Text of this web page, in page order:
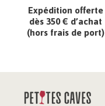
Expédition offerte
dès 350 € d’achat
(hors frais de port)